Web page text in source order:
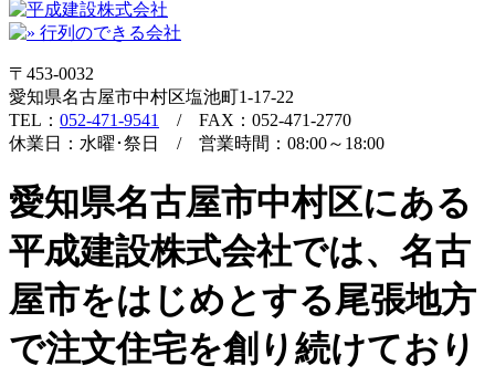
〒453-0032
愛知県名古屋市中村区塩池町1-17-22
TEL： 052-471-9541
/ FAX：052-471-2770
休業日：水曜･祭日 / 営業時間：08:00～18:00
愛知県名古屋市中村区にある
平成建設株式会社では、名古
屋市をはじめとする尾張地方
で注文住宅を創り続けており